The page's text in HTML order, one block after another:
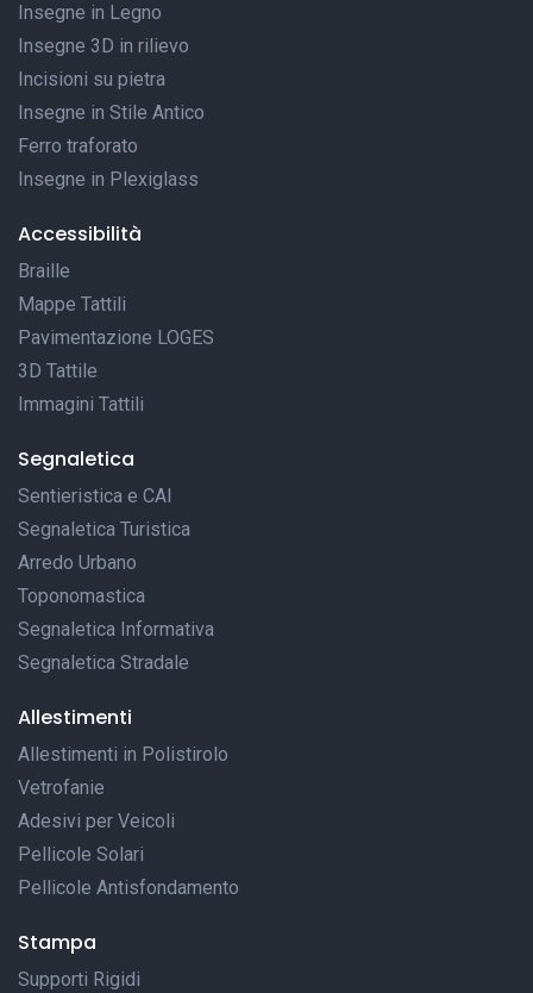
Insegne in Legno
Insegne 3D in rilievo
Incisioni su pietra
Insegne in Stile Antico
Ferro traforato
Insegne in Plexiglass
Accessibilità
Braille
Mappe Tattili
Pavimentazione LOGES
3D Tattile
Immagini Tattili
Segnaletica
Sentieristica e CAI
Segnaletica Turistica
Arredo Urbano
Toponomastica
Segnaletica Informativa
Segnaletica Stradale
Allestimenti
Allestimenti in Polistirolo
Vetrofanie
Adesivi per Veicoli
Pellicole Solari
Pellicole Antisfondamento
Stampa
Supporti Rigidi